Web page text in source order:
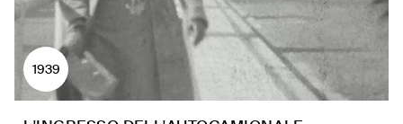
1939